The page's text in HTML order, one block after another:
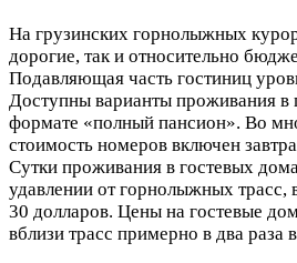
На грузинских горнолыжных
дорогие, так и относительно
Подавляющая часть гостиниц
Доступны варианты проживания в
формате «полный пансион». Во
стоимость номеров включен
Сутки проживания в гостевых
удавлении от горнолыжных трасс,
30 долларов. Цены на гостевые
вблизи трасс примерно в два раза